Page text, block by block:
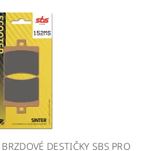
DESTIČKY SBS PRO